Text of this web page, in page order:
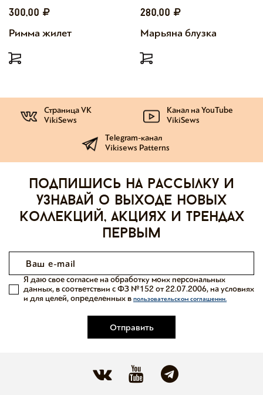
300,00
Римма жилет
280,00
Марьяна блузка
Страница VK
VikiSews
Канал на YouTube
VikiSews
Telegram-канал
Vikisews Patterns
Подпишись на рассылку и
узнавай о выходе новых
коллекций, акциях и трендах
первым
Отправить
Я даю свое согласие на обработку моих персональных
данных, в соответствии с ФЗ №152 от 22.07.2006, на условиях
и для целей, определенных в пользовательском соглашении.